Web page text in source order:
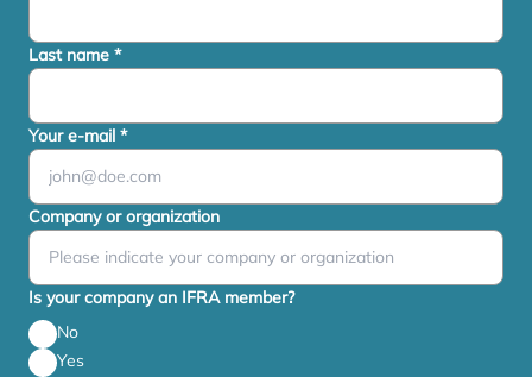
Last name *
Your e-mail *
Company or organization
Is your company an IFRA member?
No
Yes